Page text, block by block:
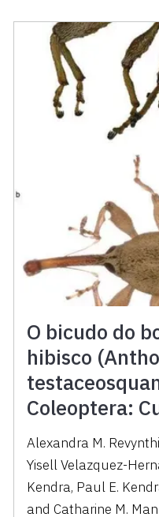
O bicudo do
hibisco
Coleoptera:
Alexandra M. Revynthi
Yisell Velazquez-
Kendra, Paul E.
and Catharine M.